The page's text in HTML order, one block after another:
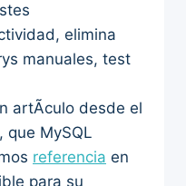
elimina
manuales, test
artÃ­culo desde el
que MySQL
referencia en
para su